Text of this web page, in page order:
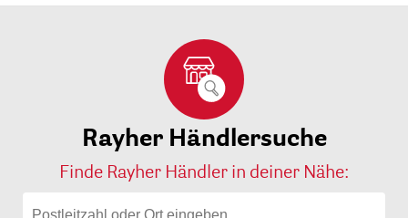
Rayher Händlersuche
Finde Rayher Händler in deiner Nähe: